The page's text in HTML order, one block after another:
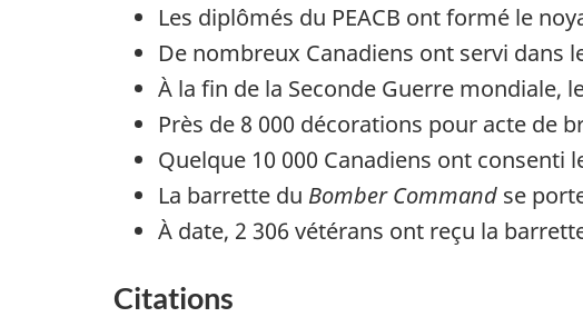
Les diplômés du PEACB ont formé le
De nombreux Canadiens ont servi dans
À la fin de la Seconde Guerre mondiale,
Près de 8 000 décorations pour acte de
Quelque 10 000 Canadiens ont
La barrette du Bomber Command se
À date, 2 306 vétérans ont reçu la
Citations